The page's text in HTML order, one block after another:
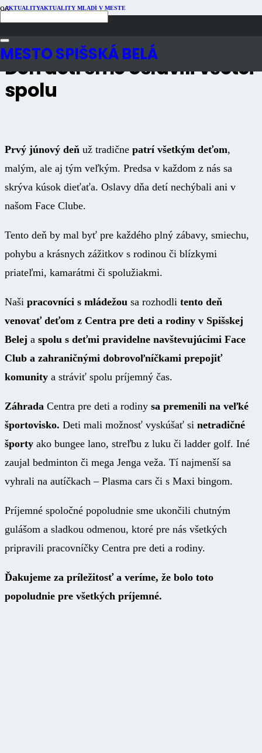
MESTO SPIŠSKÁ BELÁ
AKTUALITYAKTUALITY MLADÍ V MESTE
Deň detí sme oslávili všetci
spolu
Prvý júnový deň už tradične patrí všetkým deťom,
malým, ale aj tým veľkým. Predsa v každom z nás sa
skrýva kúsok dieťaťa. Oslavy dňa detí nechýbali ani v
našom Face Clube.
Tento deň by mal byť pre každého plný zábavy, smiechu,
pohybu a krásnych zážitkov s rodinou či blízkymi
priateľmi, kamarátmi či spolužiakmi.
Naši pracovníci s mládežou sa rozhodli tento deň
venovať deťom z Centra pre deti a rodiny v Spišskej
Belej a spolu s deťmi pravidelne navštevujúcimi Face
Club a zahraničnými dobrovoľníčkami prepojiť
komunity a stráviť spolu príjemný čas.
Záhrada Centra pre deti a rodiny sa premenili na veľké
športovisko. Deti mali možnosť vyskúšať si netradičné
športy ako bungee lano, streľbu z luku či ladder golf. Iné
zaujal bedminton či mega Jenga veža. Tí najmenší sa
vyhrali na autíčkach – Plasma cars či s Maxi bingom.
Príjemné spoločné popoludnie sme ukončili chutným
gulášom a sladkou odmenou, ktoré pre nás všetkých
pripravili pracovníčky Centra pre deti a rodiny.
Ďakujeme za príležitosť a veríme, že bolo toto
popoludnie pre všetkých príjemné.